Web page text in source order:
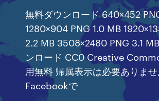
無料ダウンロード 640×452
1280×904 PNG 1.0 MB
2.2 MB 3508×2480 PNG 3.1
ンロード CC0 Creative
用無料 帰属表示は必要ありま
Facebookで